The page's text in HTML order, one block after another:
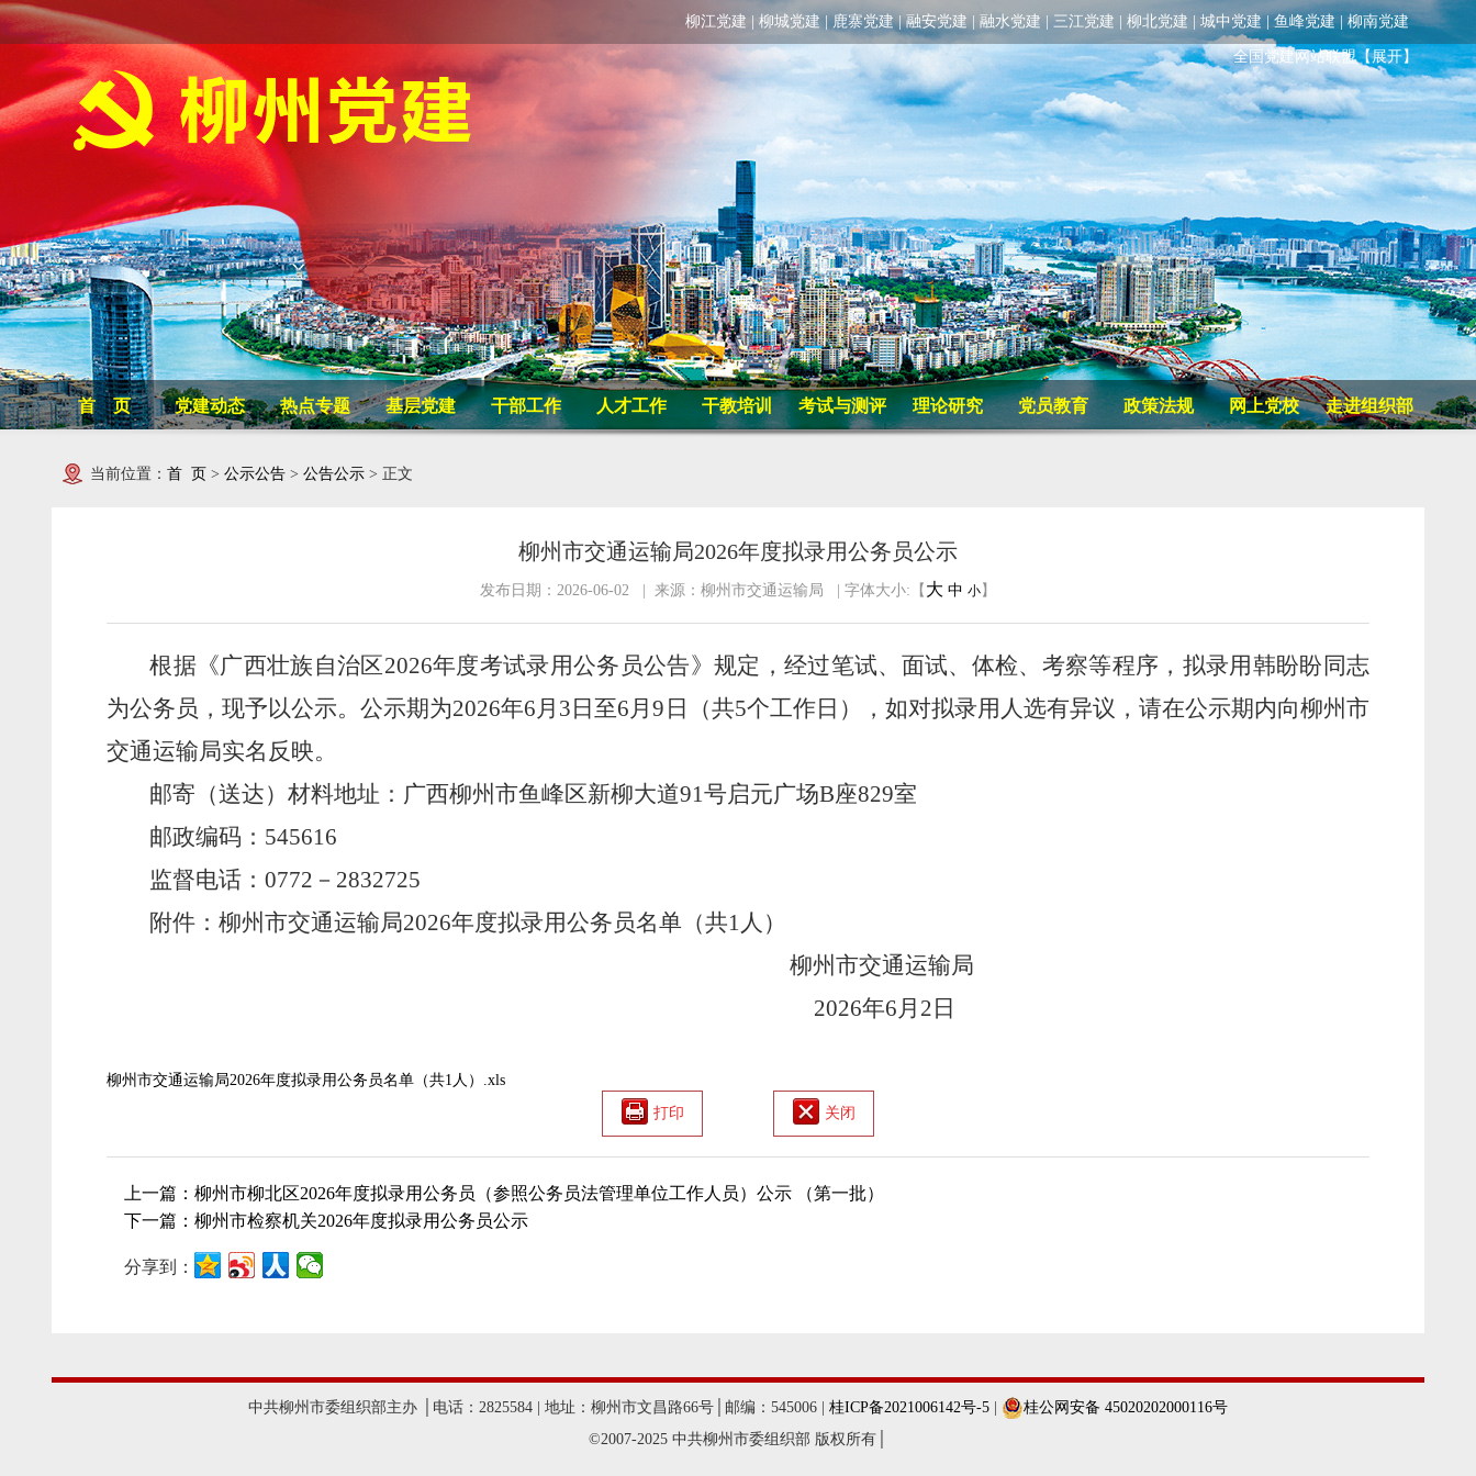
柳江党建 柳城党建 鹿寨党建 | 融安党建 融水党建 三江党建 柳北党建 城中党建 | 鱼峰党建 | 柳南党建
全国党建网站联盟【展开】
首 页 党建动态 热点专题 基层党建 干部工作 人才工作 干教培训 考试与测评 理论研究 党员教育 政策法规 网上党校 走进组织部
当前位置： 首 页 > 公示公告 > 公告公示 > 正文
柳州市交通运输局2026年度拟录用公务员公示
发布日期：2026-06-02 | 来源：柳州市交通运输局 | 字体大小:【 大 中 小 】
根据《广西壮族自治区2026年度考试录用公务员公告》规定，经过笔试、面试、体检、考察等程序，拟录用韩盼盼 同志
为公务员，现予以公示。公示期为2026年6月 3 日至6月9 日（共5个工作日），如对拟录用人选有异议，请在公示期内向柳州市
交通运输局实名反映。
邮寄（送达）材料地址：广西柳州市鱼峰区新柳大道91号启元广场B座829室
邮政编码： 545616
监督电话： 0772 － 2832725
附件：柳州市交通运输局2026年度拟录用公务员名单（共1人）
柳州市交通运输局
2026年6月 2 日
柳州市交通运输局2026年度拟录用公务员名单（共1人）.xls
打印
关闭
上一篇：柳州市柳北区2026年度拟录用公务员（参照公务员法管理单位工作人员）公示 （第一批）
下一篇：柳州市检察机关2026年度拟录用公务员公示
分享到：
中共柳州市委组织部主办 │电话：2825584 | 地址：柳州市文昌路66号│邮编：545006 | 桂ICP备2021006142号-5
桂公网安备 45020202000116号
©2007-2025 中共柳州市委组织部 版权所有│